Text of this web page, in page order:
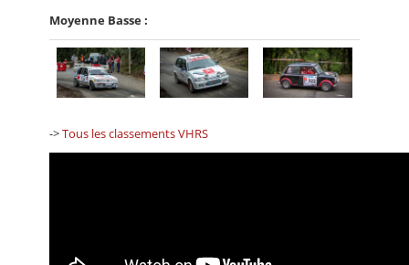
Moyenne Basse :
->Tous les classements VHRS